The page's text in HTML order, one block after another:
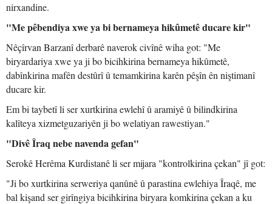
nirxandine.
"Me pêbendiya xwe ya bi bernameya hikûmetê ducare kir"
Nêçîrvan Barzanî derbarê naverok civînê wiha got: "Me
biryardariya xwe ya ji bo bicihkirina bernameya hikûmetê,
dabînkirina mafên destûrî û temamkirina karên pêşîn ên niştimanî
ducare kir.
Em bi taybetî li ser xurtkirina ewlehî û aramiyê û bilindkirina
kalîteya xizmetguzariyên ji bo welatiyan rawestiyan."
"Divê Îraq nebe navenda gefan"
Serokê Herêma Kurdistanê li ser mijara "kontrolkirina çekan" jî got:
"Ji bo xurtkirina serweriya qanûnê û parastina ewlehiya Îraqê, me
bal kişand ser girîngiya bicihkirina biryara komkirina çekan a ku